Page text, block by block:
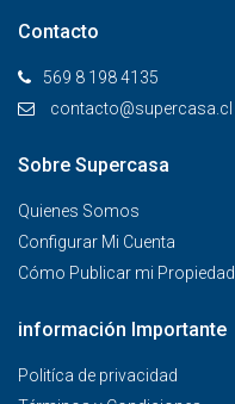
Contacto
569 8 198 4135
contacto@supercasa.cl
Sobre Supercasa
Quienes Somos
Configurar Mi Cuenta
Cómo Publicar mi Propiedad
información Importante
Politíca de privacidad